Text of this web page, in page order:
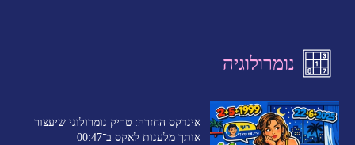
נומרולוגיה
אינדקס החזרה: טריק נומרולוגי שיעצור
אותך מלענות לאקס ב־00:47